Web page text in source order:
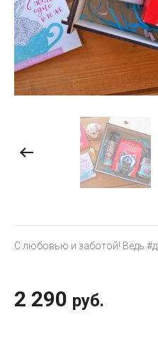
С любовью и заботой! Ведь
2 290 руб.